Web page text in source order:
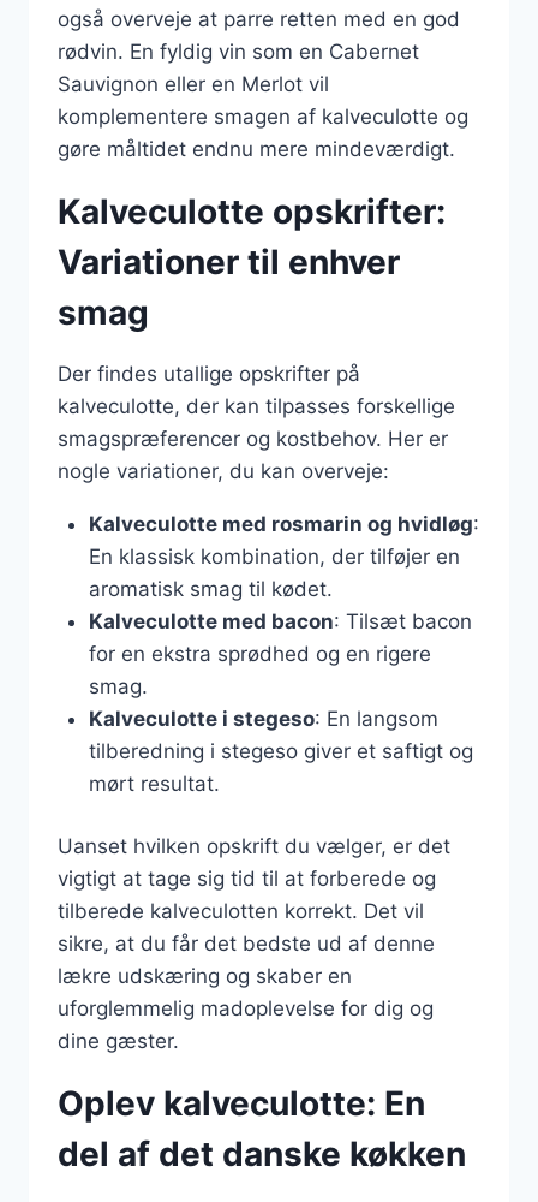
også overveje at parre retten med en god
rødvin. En fyldig vin som en Cabernet
Sauvignon eller en Merlot vil
komplementere smagen af kalveculotte og
gøre måltidet endnu mere mindeværdigt.
Kalveculotte opskrifter:
Variationer til enhver
smag
Der findes utallige opskrifter på
kalveculotte, der kan tilpasses forskellige
smagspræferencer og kostbehov. Her er
nogle variationer, du kan overveje:
Kalveculotte med rosmarin og hvidløg:
En klassisk kombination, der tilføjer en
aromatisk smag til kødet.
Kalveculotte med bacon: Tilsæt bacon
for en ekstra sprødhed og en rigere
smag.
Kalveculotte i stegeso: En langsom
tilberedning i stegeso giver et saftigt og
mørt resultat.
Uanset hvilken opskrift du vælger, er det
vigtigt at tage sig tid til at forberede og
tilberede kalveculotten korrekt. Det vil
sikre, at du får det bedste ud af denne
lækre udskæring og skaber en
uforglemmelig madoplevelse for dig og
dine gæster.
Oplev kalveculotte: En
del af det danske køkken